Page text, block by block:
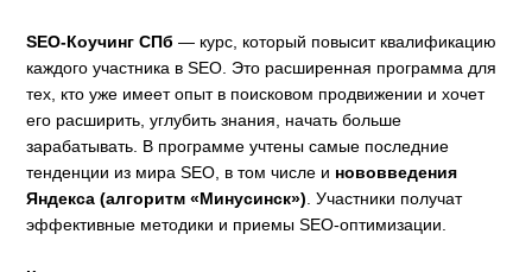
SEO-Коучинг СПб — курс, который повысит квалификацию
каждого участника в SEO. Это расширенная программа для
тех, кто уже имеет опыт в поисковом продвижении и хочет
его расширить, углубить знания, начать больше
зарабатывать. В программе учтены самые последние
тенденции из мира SEO, в том числе и нововведения
Яндекса (алгоритм «Минусинск») . Участники получат
эффективные методики и приемы SEO-оптимизации.